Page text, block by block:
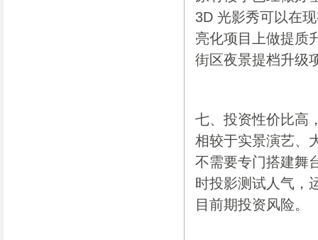
3D 光影秀可以在
亮化项目上做提质
街区夜景提档升级
七、投资性价比高
相较于实景演艺、
不需要专门搭建舞
时投影测试人气，
目前期投资风险。